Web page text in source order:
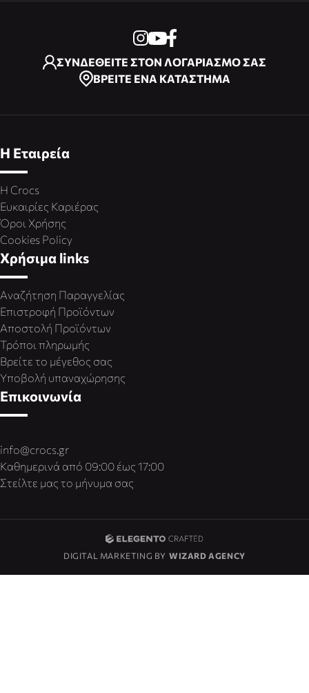
ΣΥΝΔΕΘΕΙΤΕ ΣΤΟΝ ΛΟΓΑΡΙΑΣΜΟ ΣΑΣ
ΒΡΕΙΤΕ ΕΝΑ ΚΑΤΑΣΤΗΜΑ
Η Εταιρεία
Η Crocs
Ευκαιρίες Καριέρας
Όροι Χρήσης
Cookies Policy
Χρήσιμα links
Αναζήτηση Παραγγελίας
Επιστροφή Προϊόντων
Αποστολή Προϊόντων
Τρόποι πληρωμής
Βρείτε το μέγεθος σας
Υποβολή υπαναχώρησης
Επικοινωνία
info@crocs.gr
Καθημερινά από 09:00 έως 17:00
Στείλτε μας το μήνυμα σας
DIGITAL MARKETING BY WIZARD AGENCY